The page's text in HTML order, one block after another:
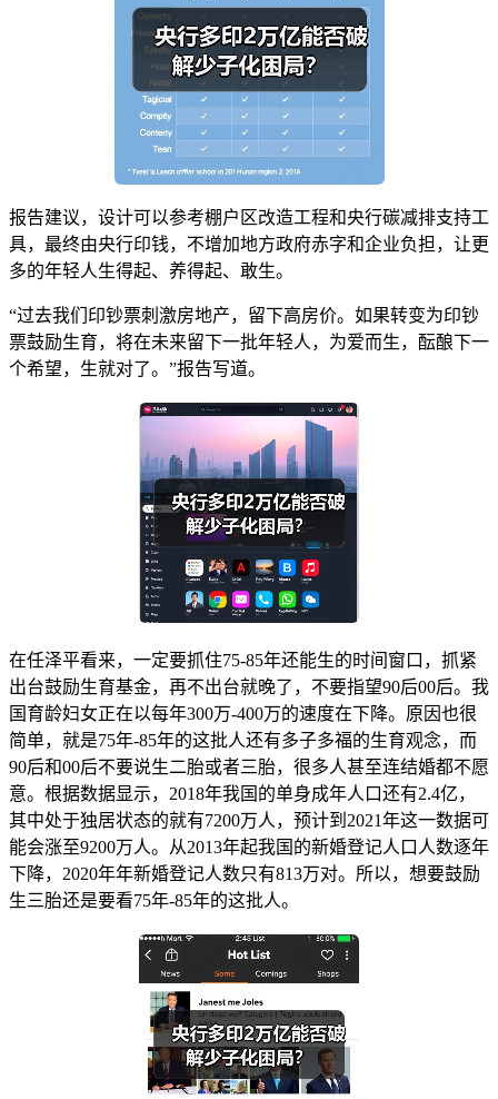
报告建议，设计可以参考棚户区改造工程和央行碳减排支持工
具，最终由央行印钱，不增加地方政府赤字和企业负担，让更
多的年轻人生得起、养得起、敢生。
“过去我们印钞票刺激房地产，留下高房价。如果转变为印钞
票鼓励生育，将在未来留下一批年轻人，为爱而生，酝酿下一
个希望，生就对了。”报告写道。
在任泽平看来，一定要抓住75-85年还能生的时间窗口，抓紧
出台鼓励生育基金，再不出台就晚了，不要指望90后00后。我
国育龄妇女正在以每年300万-400万的速度在下降。原因也很
简单，就是75年-85年的这批人还有多子多福的生育观念，而
90后和00后不要说生二胎或者三胎，很多人甚至连结婚都不愿
意。根据数据显示，2018年我国的单身成年人口还有2.4亿，
其中处于独居状态的就有7200万人，预计到2021年这一数据可
能会涨至9200万人。从2013年起我国的新婚登记人口人数逐年
下降，2020年年新婚登记人数只有813万对。所以，想要鼓励
生三胎还是要看75年-85年的这批人。